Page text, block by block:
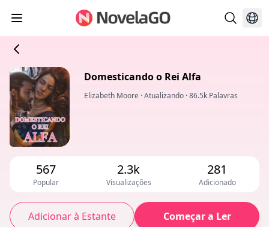
Domesticando o Rei Alfa
Elizabeth Moore ·Atualizando ·86.5k Palavras
567
Popular
2.3k
Visualizações
281
Adicionado
Adicionar à Estante Começar a Ler